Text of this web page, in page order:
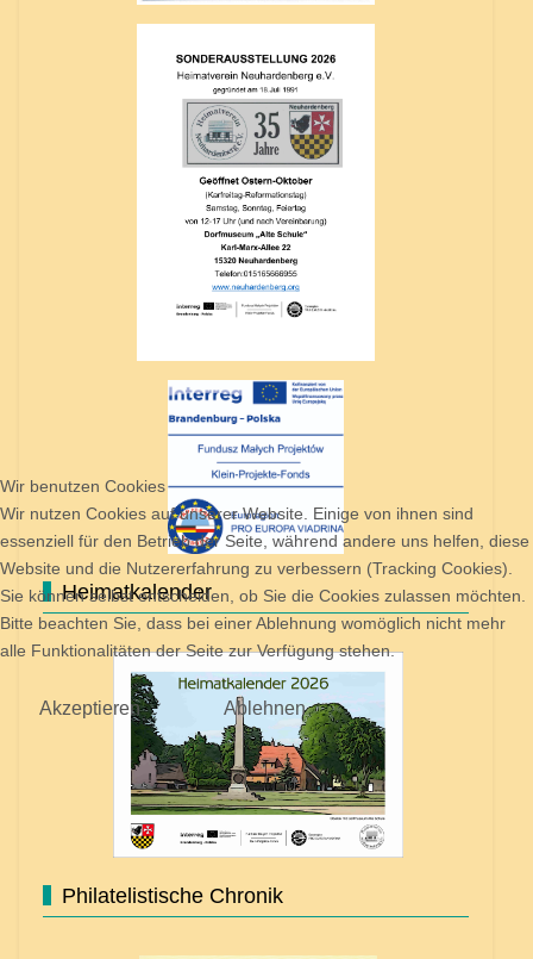
Heimatkalender
Philatelistische Chronik
Wir benutzen Cookies
Wir nutzen Cookies auf unserer Website. Einige von ihnen sind
essenziell für den Betrieb der Seite, während andere uns helfen, diese
Website und die Nutzererfahrung zu verbessern (Tracking Cookies).
Sie können selbst entscheiden, ob Sie die Cookies zulassen möchten.
Bitte beachten Sie, dass bei einer Ablehnung womöglich nicht mehr
alle Funktionalitäten der Seite zur Verfügung stehen.
Akzeptieren Ablehnen